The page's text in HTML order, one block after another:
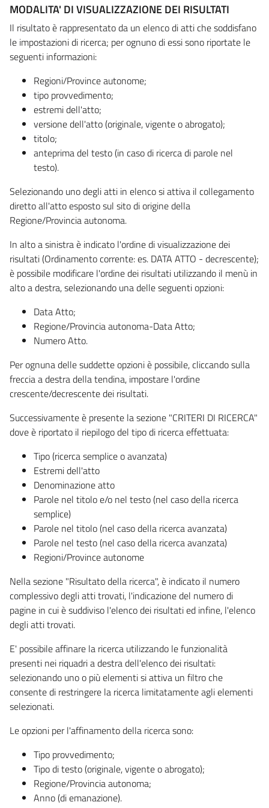
MODALITA' DI VISUALIZZAZIONE DEI RISULTATI
Il risultato è rappresentato da un elenco di atti che soddisfano
le impostazioni di ricerca; per ognuno di essi sono riportate le
seguenti informazioni:
Regioni/Province autonome;
tipo provvedimento;
estremi dell'atto;
versione dell'atto (originale, vigente o abrogato);
titolo;
anteprima del testo (in caso di ricerca di parole nel
testo).
Selezionando uno degli atti in elenco si attiva il collegamento
diretto all'atto esposto sul sito di origine della
Regione/Provincia autonoma.
In alto a sinistra è indicato l'ordine di visualizzazione dei
risultati (Ordinamento corrente: es. DATA ATTO - decrescente);
è possibile modificare l'ordine dei risultati utilizzando il menù in
alto a destra, selezionando una delle seguenti opzioni:
Data Atto;
Regione/Provincia autonoma-Data Atto;
Numero Atto.
Per ognuna delle suddette opzioni è possibile, cliccando sulla
freccia a destra della tendina, impostare l'ordine
crescente/decrescente dei risultati.
Successivamente è presente la sezione "CRITERI DI RICERCA"
dove è riportato il riepilogo del tipo di ricerca effettuata:
Tipo (ricerca semplice o avanzata)
Estremi dell'atto
Denominazione atto
Parole nel titolo e/o nel testo (nel caso della ricerca
semplice)
Parole nel titolo (nel caso della ricerca avanzata)
Parole nel testo (nel caso della ricerca avanzata)
Regioni/Province autonome
Nella sezione "Risultato della ricerca", è indicato il numero
complessivo degli atti trovati, l'indicazione del numero di
pagine in cui è suddiviso l'elenco dei risultati ed infine, l'elenco
degli atti trovati.
E' possibile affinare la ricerca utilizzando le funzionalità
presenti nei riquadri a destra dell'elenco dei risultati:
selezionando uno o più elementi si attiva un filtro che
consente di restringere la ricerca limitatamente agli elementi
selezionati.
Le opzioni per l'affinamento della ricerca sono:
Tipo provvedimento;
Tipo di testo (originale, vigente o abrogato);
Regione/Provincia autonoma;
Anno (di emanazione).